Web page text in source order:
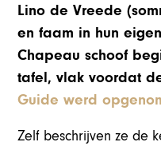
Lino de Vreede
en faam in hun
Chapeau schoof
tafel, vlak voordat
Guide werd
Zelf beschrijven ze de